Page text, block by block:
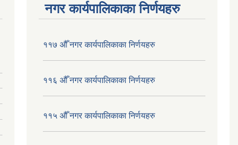
नगर कार्यपालिकाका निर्णयहरु
११७ औँ नगर कार्यपालिकाका निर्णयहरु
११६ औँ नगर कार्यपालिकाका निर्णयहरु
११५ औँ नगर कार्यपालिकाका निर्णयहरु